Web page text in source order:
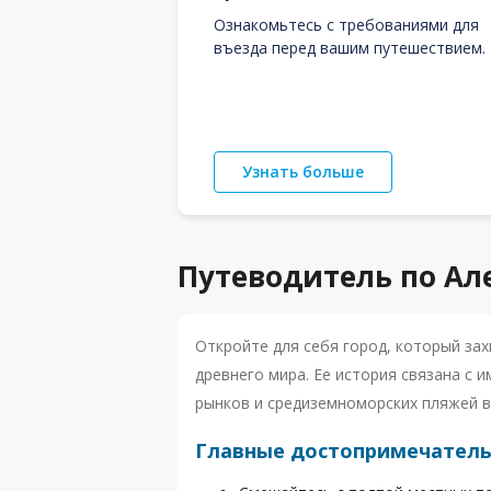
Ознакомьтесь с требованиями для
въезда перед вашим путешествием.
Узнать больше
Путеводитель по
Откройте для себя город, который
древнего мира. Ее история связана с
рынков и средиземноморских пляжей
Главные